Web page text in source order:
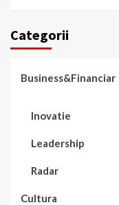
Categorii
Business&Financiar
Inovatie
Leadership
Radar
Cultura